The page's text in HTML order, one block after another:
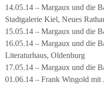
14.05.14 – Margaux und die
Stadtgalerie Kiel, Neues
15.05.14 – Margaux und die
16.05.14 – Margaux und die
Literaturhaus, Oldenburg
17.05.14 – Margaux und die
01.06.14 – Frank Wingold mit